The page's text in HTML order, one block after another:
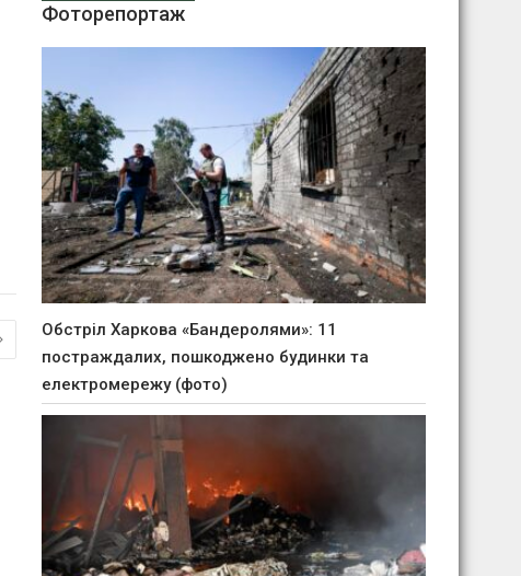
Фоторепортаж
Обстріл Харкова «Бандеролями»: 11
постраждалих, пошкоджено будинки та
електромережу (фото)